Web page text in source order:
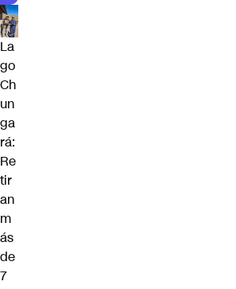
La
go
Ch
un
ga
rá:
Re
tir
an
m
ás
de
7